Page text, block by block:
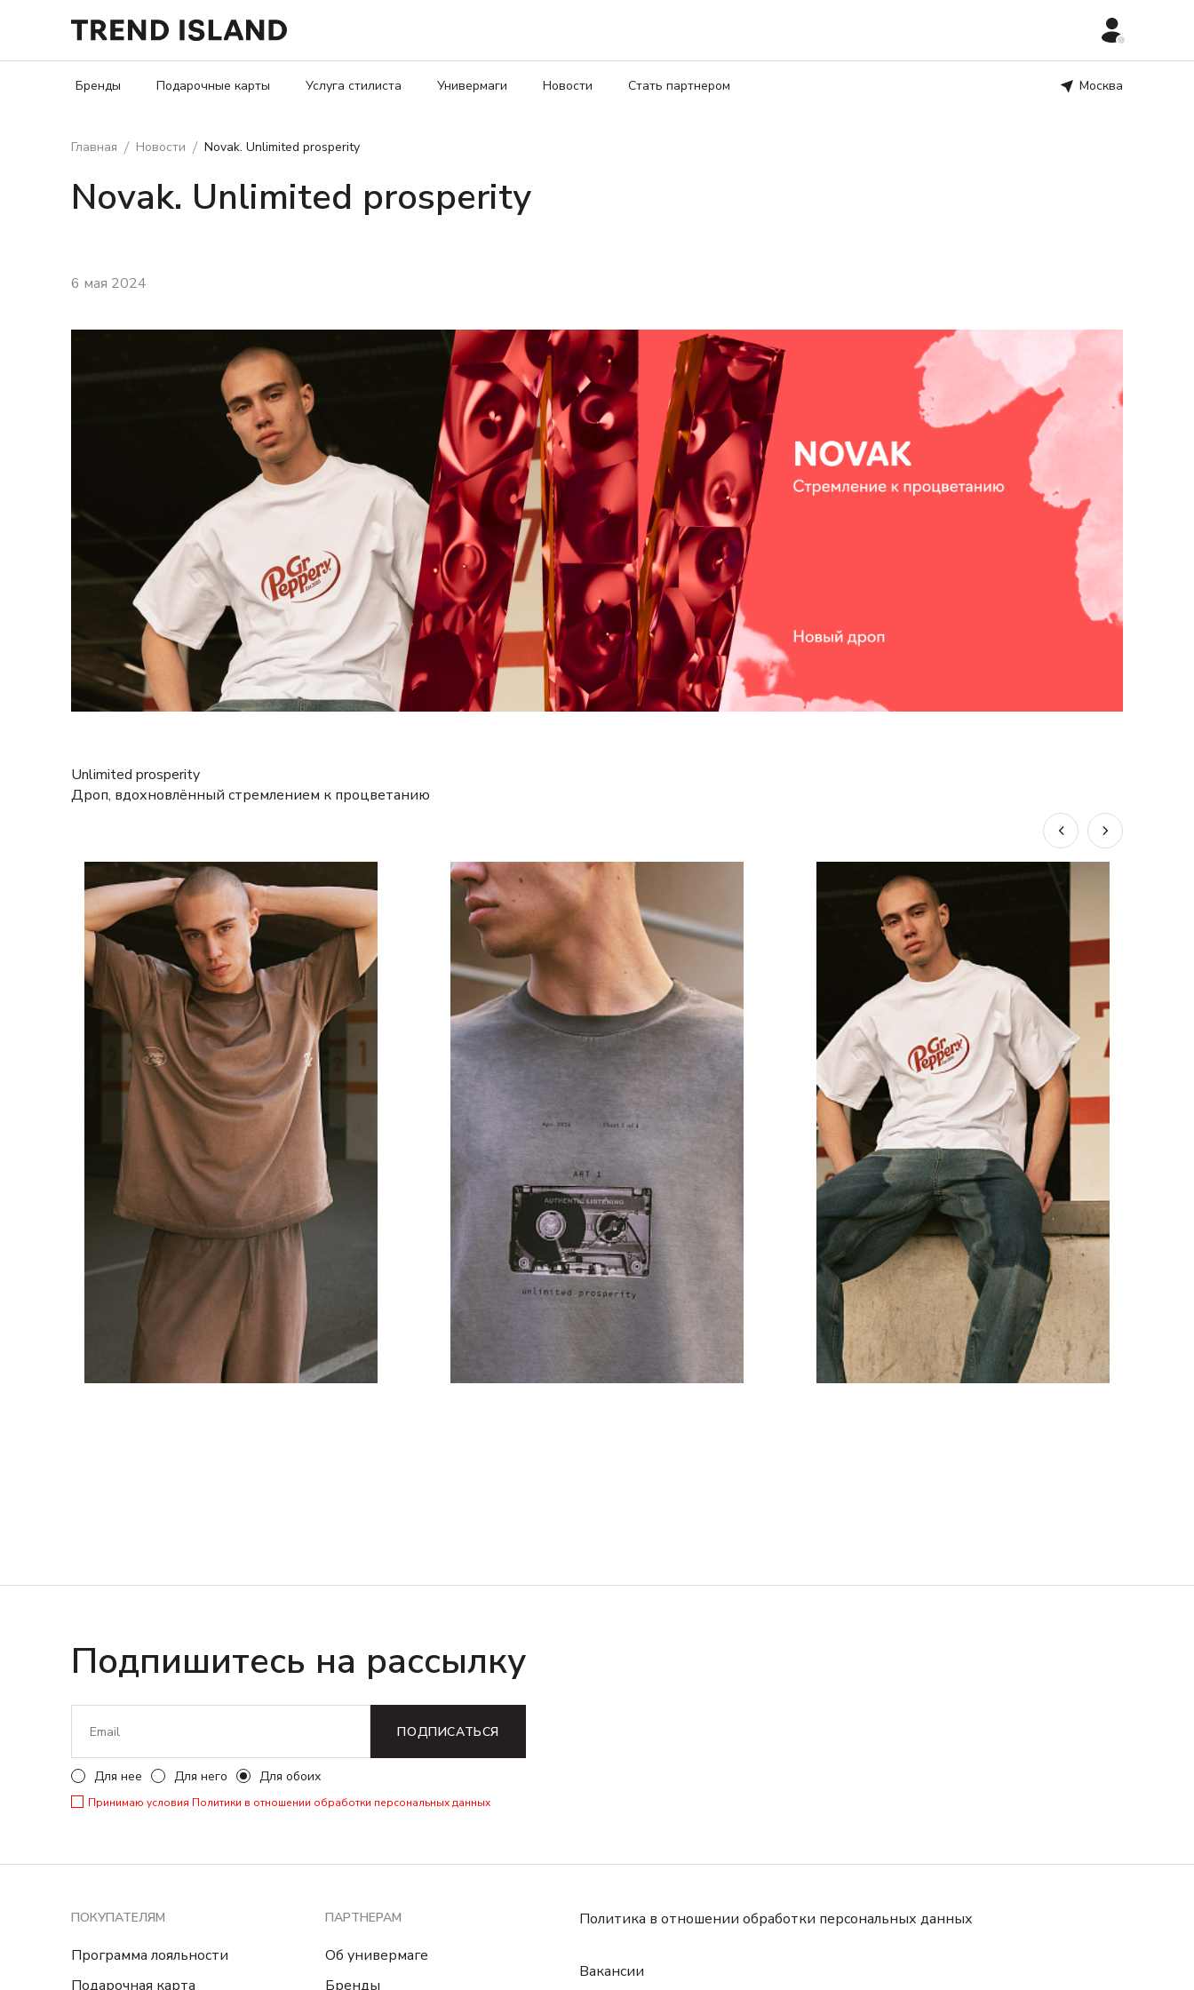
Бренды Подарочные карты Услуга стилиста Универмаги Новости Стать партнером Москва
Главная Новости Novak. Unlimited prosperity
Novak. Unlimited prosperity
6 мая 2024
Unlimited prosperity
Дроп, вдохновлённый стремлением к процветанию
Подпишитесь на рассылку
ПОДПИСАТЬСЯ
Для нее Для него Для обоих
Принимаю условия Политики в отношении обработки персональных данных
ПОКУПАТЕЛЯМ
Программа лояльности
Подарочная карта
ПАРТНЕРАМ
Об универмаге
Бренды
Политика в отношении обработки персональных данных
Вакансии